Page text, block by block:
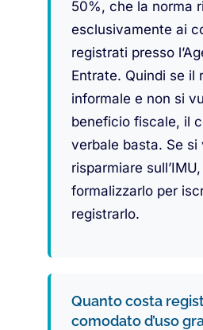
50%, che la norma
esclusivamente ai
registrati presso
Entrate. Quindi se il
informale e non si
beneficio fiscale, il
verbale basta. Se si
risparmiare
formalizzarlo per
registrarlo.
Quanto costa
comodato d’uso